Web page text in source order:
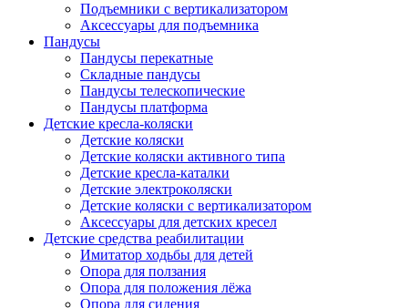
Подъемники с вертикализатором
Аксессуары для подъемника
Пандусы
Пандусы перекатные
Складные пандусы
Пандусы телескопические
Пандусы платформа
Детские кресла-коляски
Детские коляски
Детские коляски активного типа
Детские кресла-каталки
Детские электроколяски
Детские коляски с вертикализатором
Аксессуары для детских кресел
Детские средства реабилитации
Имитатор ходьбы для детей
Опора для ползания
Опора для положения лёжа
Опора для сидения